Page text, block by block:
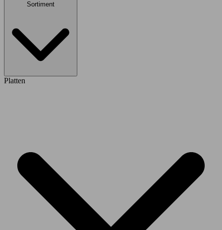
Sortiment
Platten